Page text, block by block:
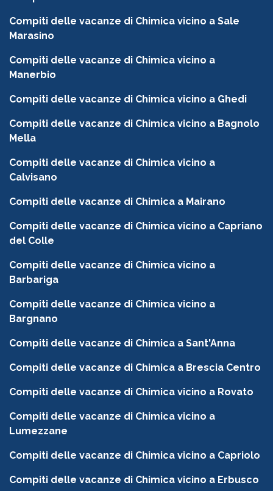
Compiti delle vacanze di Chimica vicino a Sale
Marasino
Compiti delle vacanze di Chimica vicino a
Manerbio
Compiti delle vacanze di Chimica vicino a Ghedi
Compiti delle vacanze di Chimica vicino a Bagnolo
Mella
Compiti delle vacanze di Chimica vicino a
Calvisano
Compiti delle vacanze di Chimica a Mairano
Compiti delle vacanze di Chimica vicino a Capriano
del Colle
Compiti delle vacanze di Chimica vicino a
Barbariga
Compiti delle vacanze di Chimica vicino a
Bargnano
Compiti delle vacanze di Chimica a Sant'Anna
Compiti delle vacanze di Chimica a Brescia Centro
Compiti delle vacanze di Chimica vicino a Rovato
Compiti delle vacanze di Chimica vicino a
Lumezzane
Compiti delle vacanze di Chimica vicino a Capriolo
Compiti delle vacanze di Chimica vicino a Erbusco